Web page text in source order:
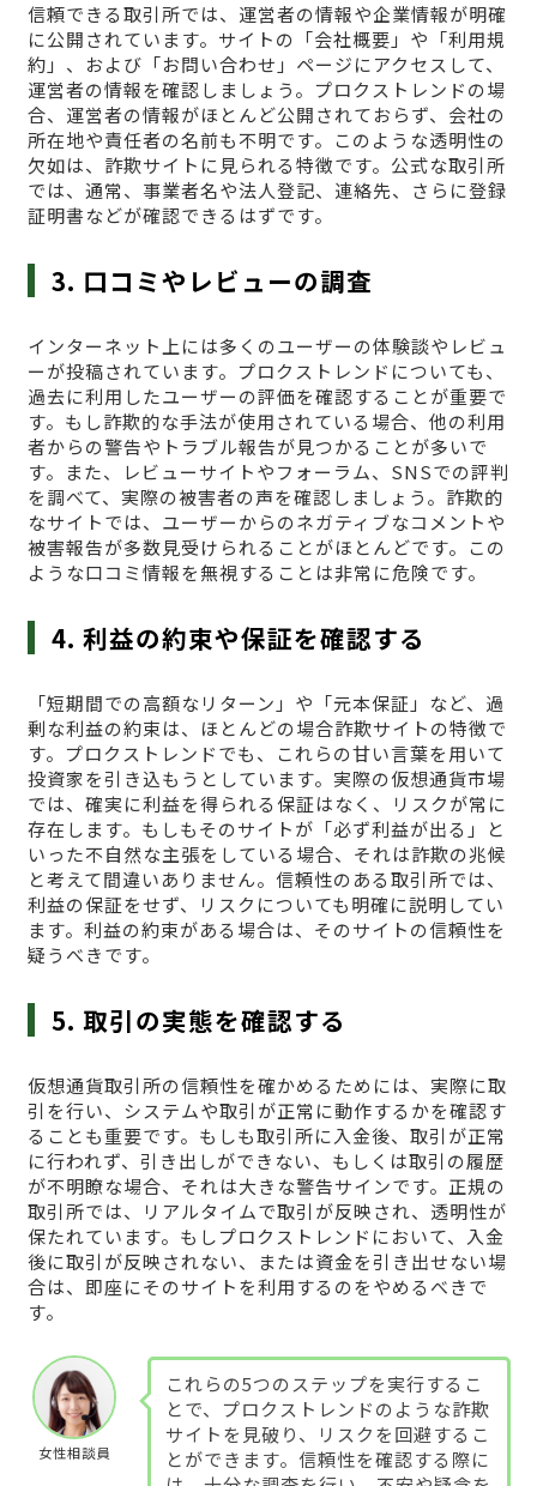
信頼できる取引所では、運営者の情報や企業情報が明確
に公開されています。サイトの「会社概要」や「利用規
約」、および「お問い合わせ」ページにアクセスして、
運営者の情報を確認しましょう。プロクストレンドの場
合、運営者の情報がほとんど公開されておらず、会社の
所在地や責任者の名前も不明です。このような透明性の
欠如は、詐欺サイトに見られる特徴です。公式な取引所
では、通常、事業者名や法人登記、連絡先、さらに登録
証明書などが確認できるはずです。
3. 口コミやレビューの調査
インターネット上には多くのユーザーの体験談やレビュ
ーが投稿されています。プロクストレンドについても、
過去に利用したユーザーの評価を確認することが重要で
す。もし詐欺的な手法が使用されている場合、他の利用
者からの警告やトラブル報告が見つかることが多いで
す。また、レビューサイトやフォーラム、SNSでの評判
を調べて、実際の被害者の声を確認しましょう。詐欺的
なサイトでは、ユーザーからのネガティブなコメントや
被害報告が多数見受けられることがほとんどです。この
ような口コミ情報を無視することは非常に危険です。
4. 利益の約束や保証を確認する
「短期間での高額なリターン」や「元本保証」など、過
剰な利益の約束は、ほとんどの場合詐欺サイトの特徴で
す。プロクストレンドでも、これらの甘い言葉を用いて
投資家を引き込もうとしています。実際の仮想通貨市場
では、確実に利益を得られる保証はなく、リスクが常に
存在します。もしもそのサイトが「必ず利益が出る」と
いった不自然な主張をしている場合、それは詐欺の兆候
と考えて間違いありません。信頼性のある取引所では、
利益の保証をせず、リスクについても明確に説明してい
ます。利益の約束がある場合は、そのサイトの信頼性を
疑うべきです。
5. 取引の実態を確認する
仮想通貨取引所の信頼性を確かめるためには、実際に取
引を行い、システムや取引が正常に動作するかを確認す
ることも重要です。もしも取引所に入金後、取引が正常
に行われず、引き出しができない、もしくは取引の履歴
が不明瞭な場合、それは大きな警告サインです。正規の
取引所では、リアルタイムで取引が反映され、透明性が
保たれています。もしプロクストレンドにおいて、入金
後に取引が反映されない、または資金を引き出せない場
合は、即座にそのサイトを利用するのをやめるべきで
す。
女性相談員
これらの5つのステップを実行するこ
とで、プロクストレンドのような詐欺
サイトを見破り、リスクを回避するこ
とができます。信頼性を確認する際に